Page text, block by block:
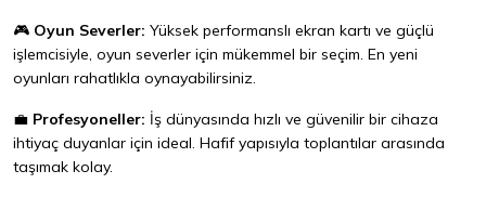
🎮 Oyun Severler: Yüksek performanslı ekran kartı ve güçlü
işlemcisiyle, oyun severler için mükemmel bir seçim. En yeni
oyunları rahatlıkla oynayabilirsiniz.
💼 Profesyoneller: İş dünyasında hızlı ve güvenilir bir cihaza
ihtiyaç duyanlar için ideal. Hafif yapısıyla toplantılar arasında
taşımak kolay.